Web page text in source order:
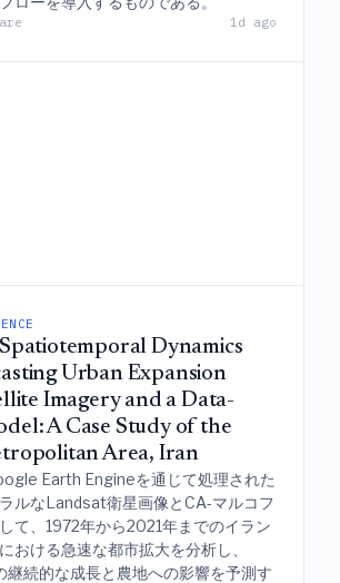
1d ago
Spatiotemporal Dynamics
Urban Expansion
Imagery and a Data-
A Case Study of the
Area, Iran
Earth Engineを通じて処理された
ルなLandsat衛星画像とCA-マルコフ
て、1972年から2021年までのイラン
おける急速な都市拡大を分析し、
続的な成長と農地への影響を予測す